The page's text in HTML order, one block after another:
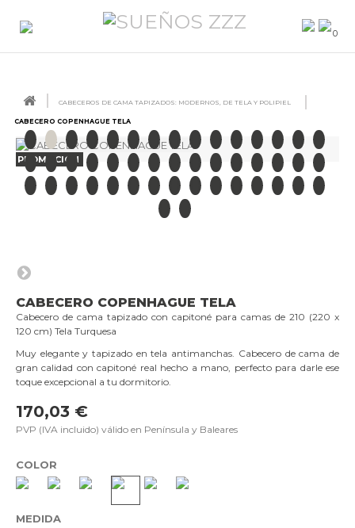
CABECEROS DE CAMA TAPIZADOS: MODERNOS, DE TELA Y POLIPIEL
CABECERO COPENHAGUE TELA
PROMOCIÓN
CABECERO COPENHAGUE TELA
Cabecero de cama tapizado con capitoné para camas de 210 (220 x
120 cm) Tela Turquesa
Muy elegante y tapizado en tela antimanchas. Cabecero de cama de
gran calidad con capitoné real hecho a mano, perfecto para darle ese
toque excepcional a tu dormitorio.
170,03 €
PVP (IVA incluido) válido en Península y Baleares
COLOR
MEDIDA
0